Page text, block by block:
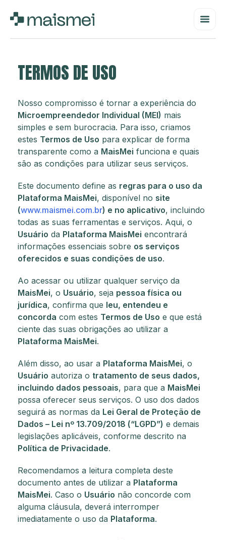
TERMOS DE USO
Nosso compromisso é tornar a experiência do
Microempreendedor Individual (MEI) mais
simples e sem burocracia. Para isso, criamos
estes Termos de Uso para explicar de forma
transparente como a MaisMei funciona e quais
são as condições para utilizar seus serviços.
Este documento define as regras para o uso da
Plataforma MaisMei, disponível no site
(www.maismei.com.br) e no aplicativo, incluindo
todas as suas ferramentas e serviços. Aqui, o
Usuário da Plataforma MaisMei encontrará
informações essenciais sobre os serviços
oferecidos e suas condições de uso.
Ao acessar ou utilizar qualquer serviço da
MaisMei, o Usuário, seja pessoa física ou
jurídica, confirma que leu, entendeu e
concorda com estes Termos de Uso e que está
ciente das suas obrigações ao utilizar a
Plataforma MaisMei.
Além disso, ao usar a Plataforma MaisMei, o
Usuário autoriza o tratamento de seus dados,
incluindo dados pessoais, para que a MaisMei
possa oferecer seus serviços. O uso dos dados
seguirá as normas da Lei Geral de Proteção de
Dados – Lei nº 13.709/2018 (“LGPD”) e demais
legislações aplicáveis, conforme descrito na
Política de Privacidade.
Recomendamos a leitura completa deste
documento antes de utilizar a Plataforma
MaisMei. Caso o Usuário não concorde com
alguma cláusula, deverá interromper
imediatamente o uso da Plataforma.